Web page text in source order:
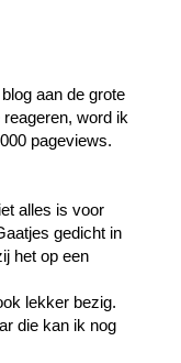
aan de grote
word ik
pageviews.
alles is voor
gedicht in
het op een
lekker bezig.
die kan ik nog